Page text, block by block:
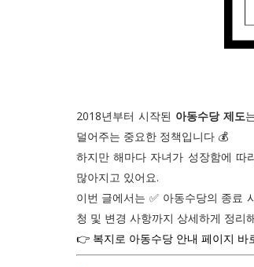
2018년부터 시작된 아동수당 제도
덜어주는 중요한 정책입니다 💰
하지만 해마다 자녀가 성장함에 따
많아지고 있어요.
이번 글에서는 ✅ 아동수당의 종료
청 및 변경 사항까지 상세하게 정리
👉 복지로 아동수당 안내 페이지 바